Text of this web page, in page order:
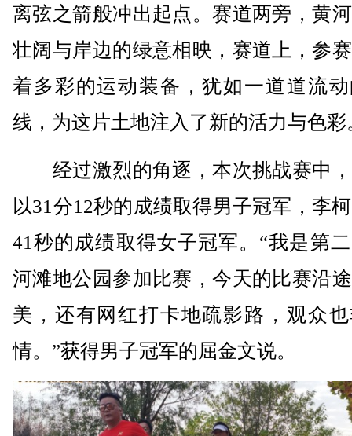
离弦之箭般冲出起点。赛道两旁，黄
壮阔与岸边的绿意相映，赛道上，参
着多彩的运动装备，犹如一道道流
线，为这片土地注入了新的活力与色彩
经过激烈的角逐，本次挑战赛中
以31分12秒的成绩取得男子冠军，李
41秒的成绩取得女子冠军。“我是第
河滩地公园参加比赛，今天的比赛沿
美，还有网红打卡地疏影路，观众
情。”获得男子冠军的屈金文说。